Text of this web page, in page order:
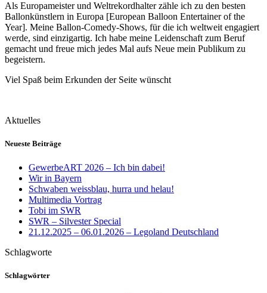
Als Europameister und Weltrekordhalter zähle ich zu den besten
Ballonkünstlern in Europa [European Balloon Entertainer of the
Year]. Meine Ballon-Comedy-Shows, für die ich weltweit engagiert
werde, sind einzigartig. Ich habe meine Leidenschaft zum Beruf
gemacht und freue mich jedes Mal aufs Neue mein Publikum zu
begeistern.
Viel Spaß beim Erkunden der Seite wünscht
Aktuelles
Neueste Beiträge
GewerbeART 2026 – Ich bin dabei!
Wir in Bayern
Schwaben weissblau, hurra und helau!
Multimedia Vortrag
Tobi im SWR
SWR – Silvester Special
21.12.2025 – 06.01.2026 – Legoland Deutschland
Schlagworte
Schlagwörter